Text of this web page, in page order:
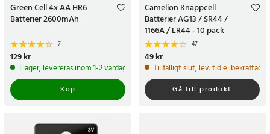
Green Cell 4x AA HR6
Batterier 2600mAh
7
Pris:129 kr
129 kr
I lager, levereras inom 1-2 vardagar
Köp
Camelion Knappcell
Batterier AG13 / SR44 /
1166A / LR44 - 10 pack
47
Pris:49 kr
49 kr
Tillfälligt slut, lev. tid ej bekräftad.
Gå till produkt